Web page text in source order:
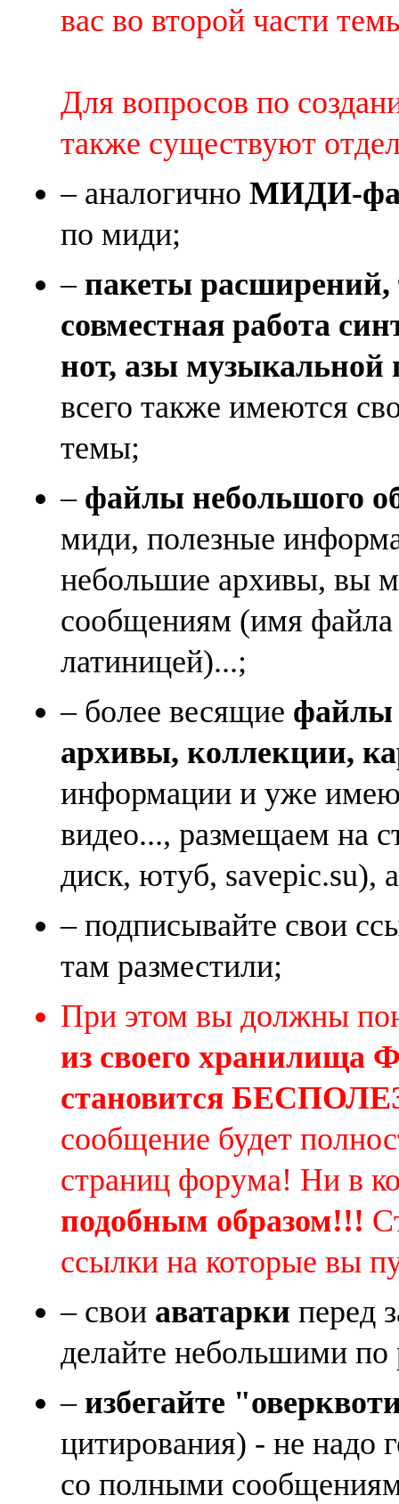
вас во второй части
Для вопросов по
также существуют
– аналогично МИДИ-
по миди;
– пакеты
совместная работа
нот, азы музыкальной
всего также имеются
темы;
– файлы небольшого
миди, полезные
небольшие архивы, вы
сообщениям (имя
латиницей)...;
– более весящие файлы
архивы, коллекции,
информации и уже
видео..., размещаем на
диск, ютуб, savepic.su),
– подписывайте свои
там разместили;
При этом вы должны
из своего
становится
сообщение будет
страниц форума! Ни в
подобным образом!!!
ссылки на которые вы
– свои аватарки перед
делайте небольшими по
– избегайте
цитирования) - не надо
со полными